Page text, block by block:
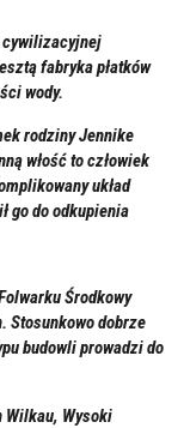
cywilizacyjnej
fabryka płatków
wody.
rodziny Jennike
włość to człowiek
układ
go do odkupienia
Środkowy
Stosunkowo dobrze
budowli prowadzi do
Wilkau, Wysoki